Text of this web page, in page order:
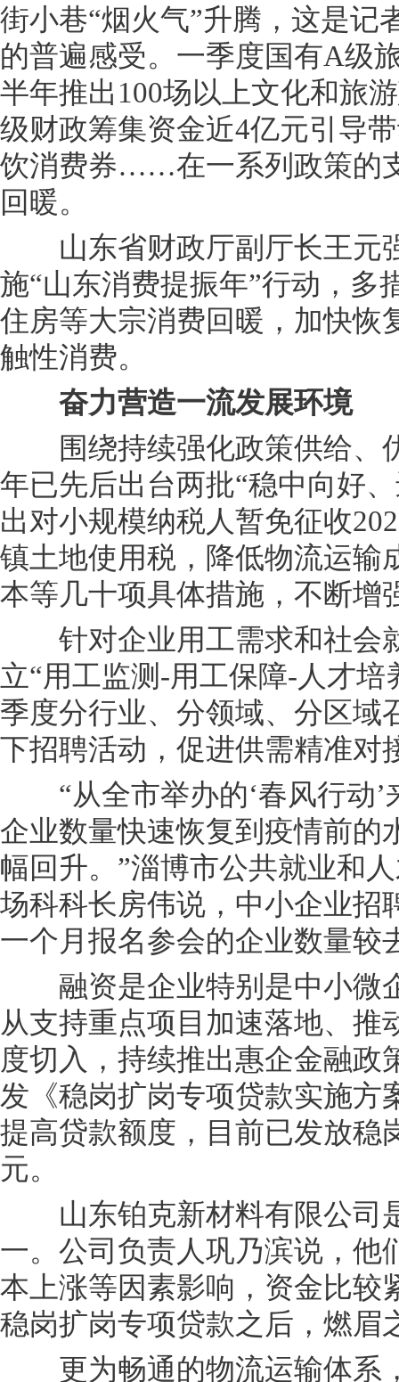
街小巷“烟火气”升腾，这是记
的普遍感受。一季度国有A级
半年推出100场以上文化和旅
级财政筹集资金近4亿元引导
饮消费券……在一系列政策的
回暖。
山东省财政厅副厅长王元
施“山东消费提振年”行动，多
住房等大宗消费回暖，加快恢
触性消费。
奋力营造一流发展环境
围绕持续强化政策供给、
年已先后出台两批“稳中向好
出对小规模纳税人暂免征收
镇土地使用税，降低物流运输
本等几十项具体措施，不断增
针对企业用工需求和社会
立“用工监测-用工保障-人才
季度分行业、分领域、分区域
下招聘活动，促进供需精准对
“从全市举办的‘春风行动’
企业数量快速恢复到疫情前的
幅回升。”淄博市公共就业和
场科科长房伟说，中小企业招
一个月报名参会的企业数量较
融资是企业特别是中小微
从支持重点项目加速落地、推
度切入，持续推出惠企金融政
发《稳岗扩岗专项贷款实施方
提高贷款额度，目前已发放稳
元。
山东铂克新材料有限公司
一。公司负责人巩乃滨说，他
本上涨等因素影响，资金比较
稳岗扩岗专项贷款之后，燃眉
更为畅通的物流运输体系